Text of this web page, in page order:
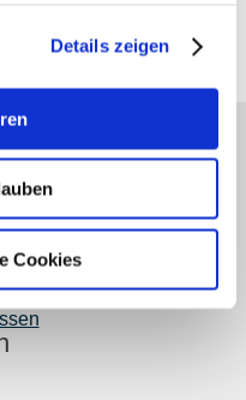
Details zeigen
Cookies